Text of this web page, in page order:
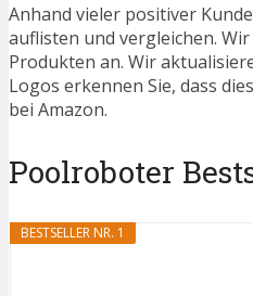
Anhand vieler positiver
auflisten und vergleichen.
Produkten an. Wir
Logos erkennen Sie, dass
bei Amazon.
Poolroboter
BESTSELLER NR. 1